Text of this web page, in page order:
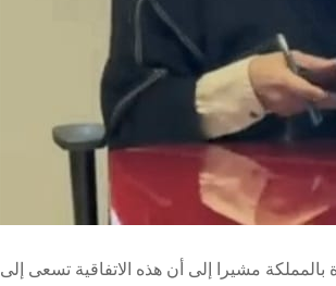
مشيرا إلى أن هذه الاتفاقية تسعى إلى